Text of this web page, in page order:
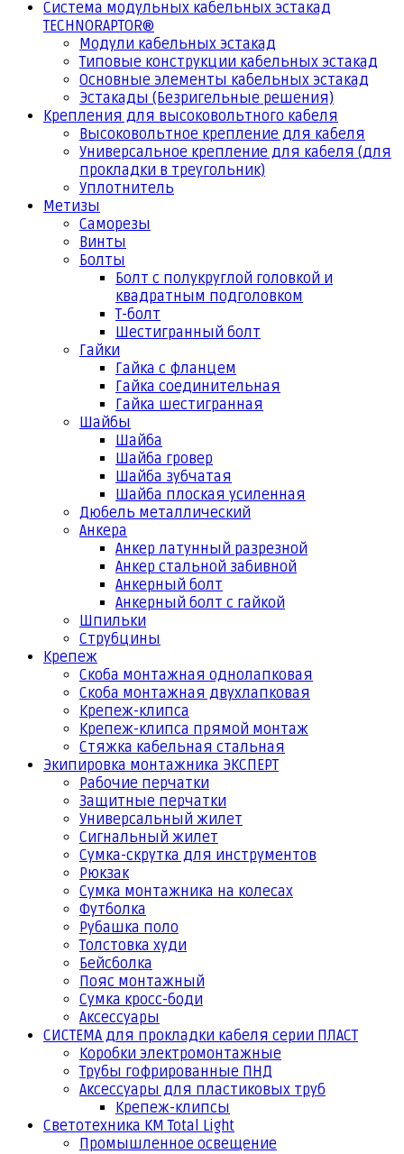
Система модульных кабельных эстакад
TECHNORAPTOR®
Модули кабельных эстакад
Типовые конструкции кабельных эстакад
Основные элементы кабельных эстакад
Эстакады (Безригельные решения)
Крепления для высоковольтного кабеля
Высоковольтное крепление для кабеля
Универсальное крепление для кабеля (для
прокладки в треугольник)
Уплотнитель
Метизы
Саморезы
Винты
Болты
Болт с полукруглой головкой и
квадратным подголовком
Т-болт
Шестигранный болт
Гайки
Гайка с фланцем
Гайка соединительная
Гайка шестигранная
Шайбы
Шайба
Шайба гровер
Шайба зубчатая
Шайба плоская усиленная
Дюбель металлический
Анкера
Анкер латунный разрезной
Анкер стальной забивной
Анкерный болт
Анкерный болт с гайкой
Шпильки
Струбцины
Крепеж
Скоба монтажная однолапковая
Скоба монтажная двухлапковая
Крепеж-клипса
Крепеж-клипса прямой монтаж
Стяжка кабельная стальная
Экипировка монтажника ЭКСПЕРТ
Рабочие перчатки
Защитные перчатки
Универсальный жилет
Сигнальный жилет
Сумка-скрутка для инструментов
Рюкзак
Сумка монтажника на колесах
Футболка
Рубашка поло
Толстовка худи
Бейсболка
Пояс монтажный
Сумка кросс-боди
Аксессуары
СИСТЕМА для прокладки кабеля серии ПЛАСТ
Коробки электромонтажные
Трубы гофрированные ПНД
Аксессуары для пластиковых труб
Крепеж-клипсы
Светотехника КМ Total Light
Промышленное освещение